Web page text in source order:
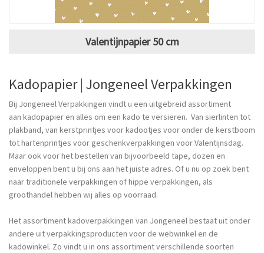
Valentijnpapier 50 cm
Kadopapier | Jongeneel Verpakkingen
Bij Jongeneel Verpakkingen vindt u een uitgebreid assortiment
aan kadopapier en alles om een kado te versieren. Van sierlinten tot
plakband, van kerstprintjes voor kadootjes voor onder de kerstboom
tot hartenprintjes voor geschenkverpakkingen voor Valentijnsdag.
Maar ook voor het bestellen van bijvoorbeeld tape, dozen en
enveloppen bent u bij ons aan het juiste adres. Of u nu op zoek bent
naar traditionele verpakkingen of hippe verpakkingen, als
groothandel hebben wij alles op voorraad.
Het assortiment kadoverpakkingen van Jongeneel bestaat uit onder
andere uit verpakkingsproducten voor de webwinkel en de
kadowinkel. Zo vindt u in ons assortiment verschillende soorten